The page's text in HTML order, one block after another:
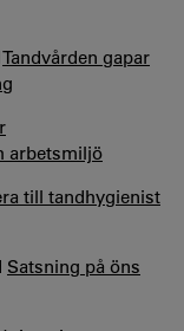
Tandvården gapar
arbetsmiljö
till tandhygienist
Satsning på öns